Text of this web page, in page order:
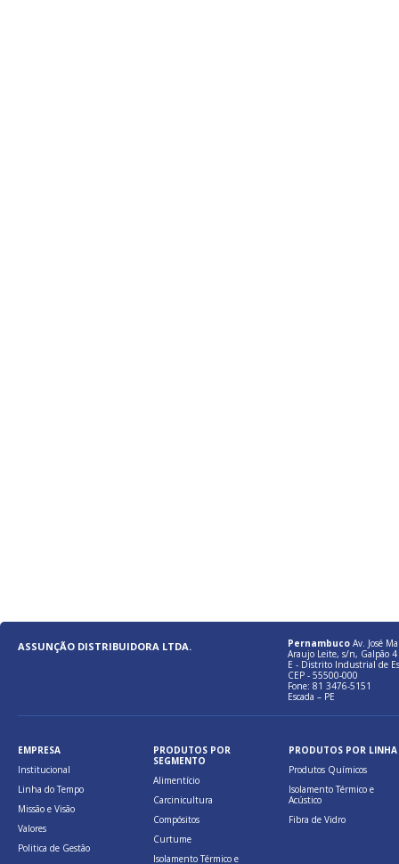
ASSUNÇÃO DISTRIBUIDORA LTDA. Pernambuco Av. José
Araujo Leite, s/n, Galpão 4
E - Distrito Industrial de
CEP - 55500-000
Fone: 81 3476-5151
Escada – PE
EMPRESA
Institucional
Linha do Tempo
Missão e Visão
Valores
Politica de Gestão
PRODUTOS POR
SEGMENTO
Alimentício
Carcinicultura
Compósitos
Curtume
Isolamento Térmico e
PRODUTOS POR LINHA
Produtos Químicos
Isolamento Térmico e
Acústico
Fibra de Vidro